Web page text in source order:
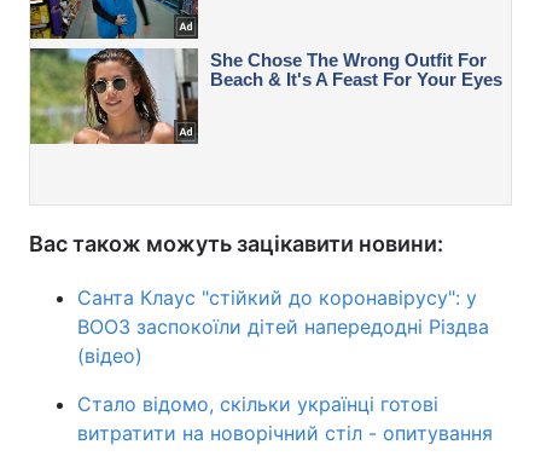
Вас також можуть зацікавити новини:
Санта Клаус "стійкий до коронавірусу": у
ВООЗ заспокоїли дітей напередодні Різдва
(відео)
Стало відомо, скільки українці готові
витратити на новорічний стіл - опитування